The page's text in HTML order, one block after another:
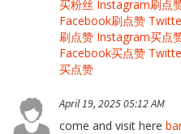
买粉丝 Instagram刷点
Facebook刷点赞
刷点赞 Instagram买点
Facebook买点赞
买点赞
April 19, 2025 05:12 AM
come and visit here